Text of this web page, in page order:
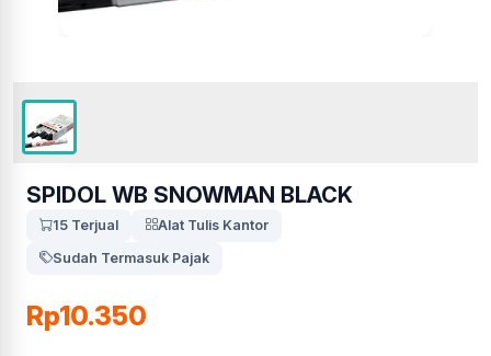
SPIDOL WB SNOWMAN BLACK
15 Terjual
Alat Tulis Kantor
Sudah Termasuk Pajak
Rp10.350